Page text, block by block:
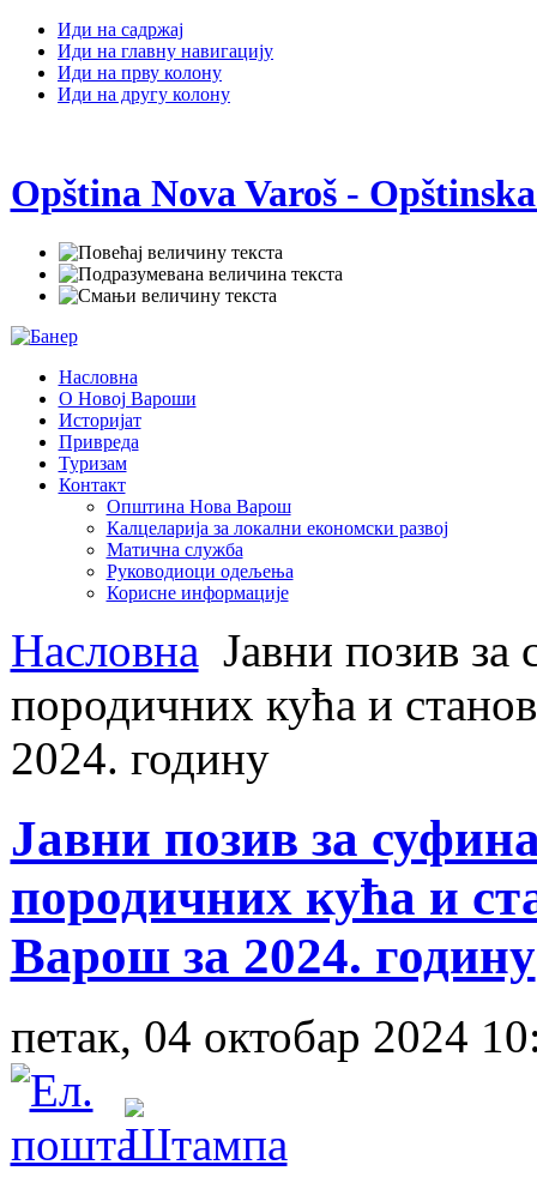
Иди на садржај
Иди на главну навигацију
Иди на прву колону
Иди на другу колону
Opština Nova Varoš -
Насловна
О Новој Вароши
Историјат
Привреда
Туризам
Контакт
Општина Нова Варош
Калцеларија за локални економски развој
Матична служба
Руководиоци одељења
Корисне информације
Насловна Јавни позив за
породичних кућа и
2024. годину
Јавни позив за
породичних кућа и
Варош за 2024. годину
петак, 04 октобар 2024